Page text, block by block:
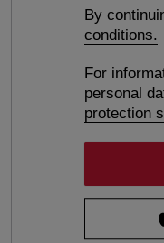
By
conditions.
For
personal
protection